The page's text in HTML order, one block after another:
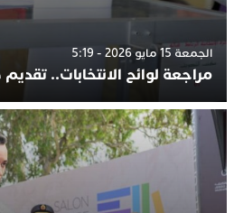
الجمعة 15 مايو 2026 - 5:19
مراجعة لوائح الانتخابات..